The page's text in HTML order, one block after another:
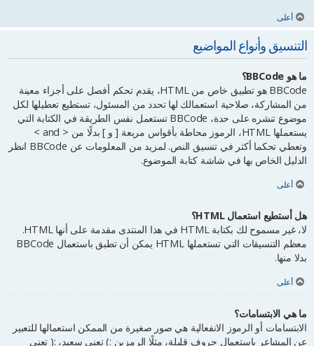
أعلى
التنسيق وأنواع المواضيع
ما هو BBCode؟
BBCode هو تطبيق خاص من HTML، يقدم تحكم أفصل على أجزاء معينة
من المشاركة، صلاحية استعمالك لها تحدد من المسئول، تستطيع تعطيلها لكل
موضوع تنشره على حدة، BBCode تستعمل نفس الطريقة في الكتابة التي
يستعملها HTML، الرموز محاطة بأقواس مربعة [ و ] بدلًا من < and >
وتعطي تحكما أكثر في تنسيق النص. لمزيد من المعلومات عن BBCode انظر
الدليل الخاص بها في شاشة كتابة الموضوع.
أعلى
هل أستطيع استعمال HTML؟
لا، غير مسموح لك بكتابة HTML في هذا المنتدى مقدمة على أنها HTML.
معظم التنسيقات التي تستعملها HTML يمكن أن تطبق باستعمال BBCode
بدلا منها.
أعلى
ما هي الابتسامات؟
الابتسامات أو الرموز الانفعالية هي صور صغيرة من الممكن استعمالها للتعبير
عن المشاعر باستعمال حروف قليلة، مثلًا الرمزين :) تعني سعيد، :( تعني